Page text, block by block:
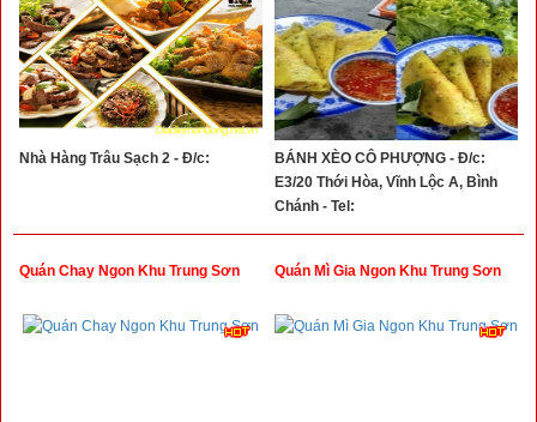
Nhà Hàng Trâu Sạch 2 - Đ/c:
BÁNH XÈO CÔ PHƯỢNG - Đ/c:
E3/20 Thới Hòa, Vĩnh Lộc A, Bình
Chánh - Tel:
Quán Chay Ngon Khu Trung Sơn Quán Mì Gia Ngon Khu Trung Sơn